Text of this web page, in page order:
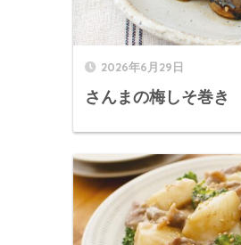
2026年6月29日
さんまの梅しそ巻き